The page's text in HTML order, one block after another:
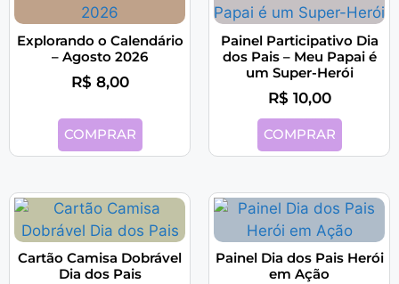
Explorando o Calendário
– Agosto 2026
R$ 8,00
COMPRAR
Painel Participativo Dia
dos Pais – Meu Papai é
um Super-Herói
R$ 10,00
COMPRAR
Cartão Camisa Dobrável
Dia dos Pais
Painel Dia dos Pais Herói
em Ação